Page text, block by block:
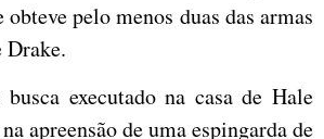
pelo menos duas das armas
Drake.
executado na casa de Hale
apreensão de uma espingarda de